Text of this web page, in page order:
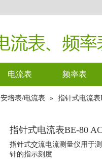
电流表 频率表
安培表/电流表 » 指针式电流表
指针式电流表BE-80
指针式交流电流测量仪用于
针的指示刻度